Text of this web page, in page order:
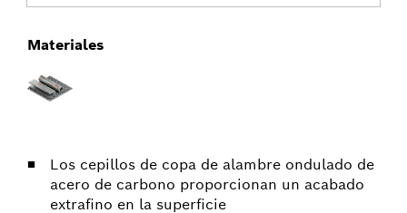
Los cepillos de copa de alambre ondulado de
acero de carbono proporcionan un acabado
extrafino en la superficie
Materiales